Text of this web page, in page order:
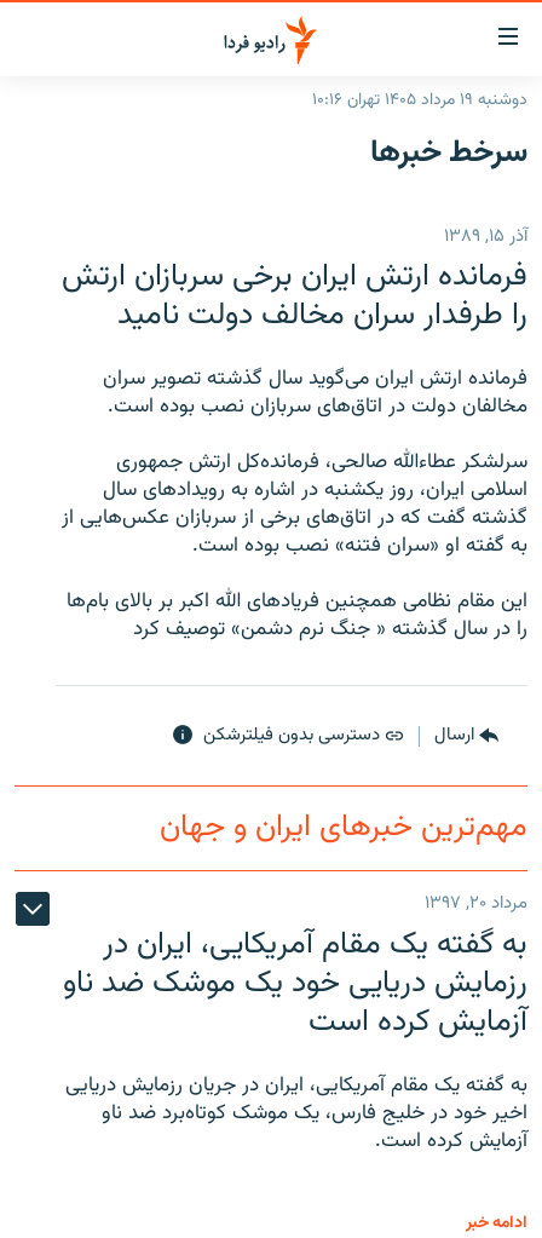
لینک‌های
قابلیت
دسترسی
بازگشت
اصلی
رفتن
صفحه
ایران
رادیو
انتخاب کنید و بشنوید
فرکانس‌ها
پادکست
گزارش‌های تصویری
زنان فردا
English
به ما بپیوندید
زبان‌های دیگر
دوشنبه ۱۹ مرداد ۱۴۰۵ تهران ۱۰:۱۶
سرخط‌ خبرها
آذر ۱۵, ۱۳۸۹
فرمانده ارتش ایران برخی سربازان ارتش
را طرفدار سران مخالف دولت نامید
فرمانده ارتش ایران می‌گوید سال گذشته تصویر سران
مخالفان دولت در اتاق‌های سربازان نصب بوده است.
سرلشکر عطاءالله صالحی، فرمانده‌کل ارتش جمهوری
اسلامی ایران، روز یکشنبه در اشاره به رویدادهای سال
گذشته گفت که در اتاق‌های برخی از سربازان عکس‌هایی از
به گفته او «سران فتنه» نصب بوده است.
این مقام نظامی همچنین فریادهای الله اکبر بر بالای بام‌ها
را در سال گذشته « جنگ نرم دشمن» توصیف کرد
ارسال دسترسی بدون فیلترشکن
مهم‌ترین خبرهای ایران و جهان
مرداد ۲۰, ۱۳۹۷
به گفته یک مقام آمریکایی، ایران در
رزمایش دریایی خود یک موشک ضد ناو
آزمایش کرده است
به گفته یک مقام آمریکایی، ایران در جریان رزمایش دریایی
اخیر خود در خلیج فارس، یک موشک کوتاه‌برد ضد ناو
آزمایش کرده است.
ادامه خبر